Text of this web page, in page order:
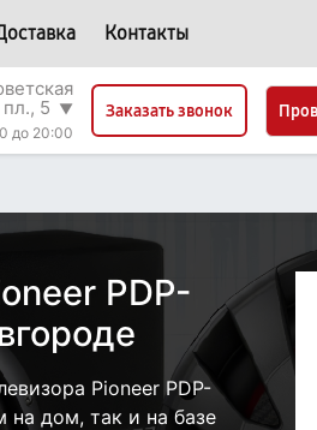
Контакты
пл., 5 ▼
до 20:00
Заказать звонок
PDP-
Pioneer PDP-
на дом, так и на базе